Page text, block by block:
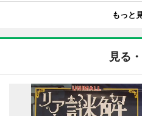
もっと
見る